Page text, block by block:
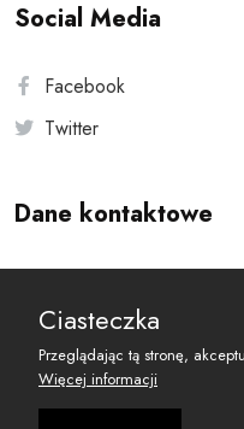
Social Media
Facebook
Twitter
Dane kontaktowe
reset@resetobywatelski.pl
Ciasteczka
Przeglądając tą stronę,
Więcej informacji